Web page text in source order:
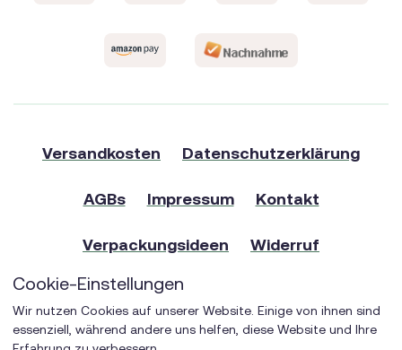
Versandkosten Datenschutzerklärung
AGBs Impressum Kontakt
Verpackungsideen Widerruf
Verkaufsstellen
Cookie-Einstellungen
Wir nutzen Cookies auf unserer Website. Einige von ihnen sind
essenziell, während andere uns helfen, diese Website und Ihre